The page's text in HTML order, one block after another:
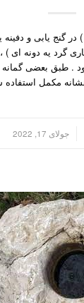
گنج یابی و دفینه
یه دونه ای ) ،
. طبق بعضی گمانه
مکمل
جولای 17, 2022